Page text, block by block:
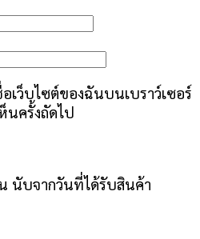
เว็บไซต์ของฉันบนเบราว์เซอร์
นครั้งถัดไป
นับจากวันที่ได้รับสินค้า